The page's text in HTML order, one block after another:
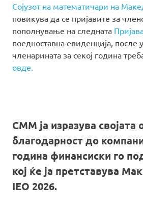
Сојузот на математичари на
повикува да се пријавите за
пополнување на следната
поедноставна евиденција, после
членарината за секој година
овде.
СММ ја изразува својата
благодарност до
година финансиски го
кој ќе ја претставува
IEO 2026.